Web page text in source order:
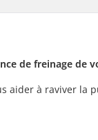
de freinage de
aider à raviver la